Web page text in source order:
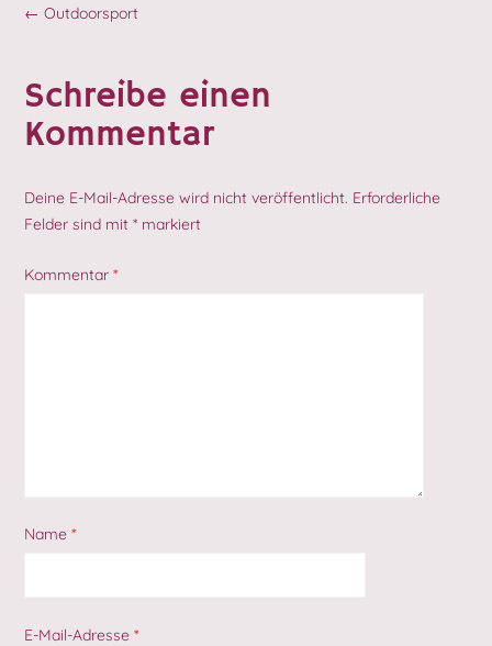
Post
← Outdoorsport
Schreibe einen
Kommentar
Deine E-Mail-Adresse wird nicht veröffentlicht. Erforderliche
Felder sind mit * markiert
Kommentar *
Name *
E-Mail-Adresse *